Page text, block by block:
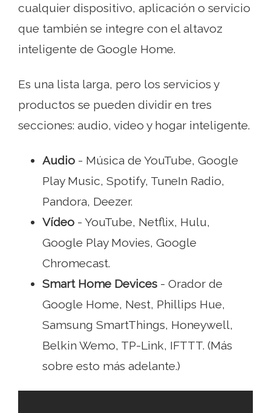
cualquier dispositivo, aplicación o servicio
que también se integre con el altavoz
inteligente de Google Home.
Es una lista larga, pero los servicios y
productos se pueden dividir en tres
secciones: audio, video y hogar inteligente.
Audio - Música de YouTube, Google
Play Music, Spotify, TuneIn Radio,
Pandora, Deezer.
Vídeo - YouTube, Netflix, Hulu,
Google Play Movies, Google
Chromecast.
Smart Home Devices - Orador de
Google Home, Nest, Phillips Hue,
Samsung SmartThings, Honeywell,
Belkin Wemo, TP-Link, IFTTT. (Más
sobre esto más adelante.)